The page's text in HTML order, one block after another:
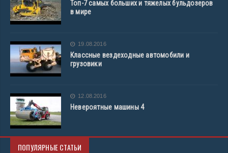
Топ-7 самых больших и тяжелых бульдозеров
в мире
19.08.2016
Классные вездеходные автомобили и
грузовики
12.08.2016
Невероятные машины 4
ПОПУЛЯРНЫЕ СТАТЬИ